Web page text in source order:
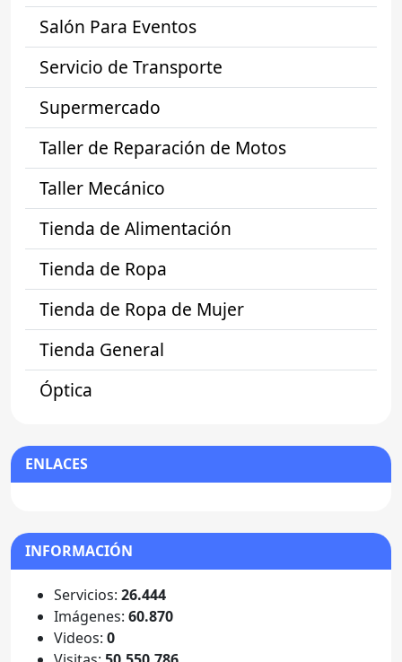
Salón Para Eventos
Servicio de Transporte
Supermercado
Taller de Reparación de Motos
Taller Mecánico
Tienda de Alimentación
Tienda de Ropa
Tienda de Ropa de Mujer
Tienda General
Óptica
ENLACES
INFORMACIÓN
Servicios: 26.444
Imágenes: 60.870
Videos: 0